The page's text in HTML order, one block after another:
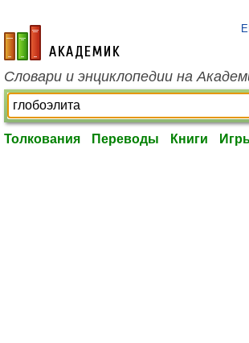
academic.ru
Словари и энциклопедии на
Толкования Переводы Книги